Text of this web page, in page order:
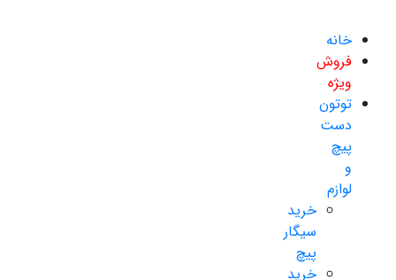
خانه
فروش
ویژه
توتون
دست
پیچ
و
لوازم
خرید
سیگار
پیچ
خرید